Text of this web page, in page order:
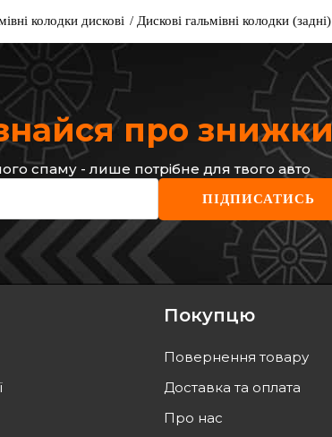
дискове гальмо
Код: 573218CH
777
грн
700 грн
Гальмівні
Type/
Код: 822-
946 грн
852 грн
колодки дискові Дискові гальмівні колодки
про
спаму - лише потрібне для твого авто
ПІДПИСАТИСЬ
Покупцю
Повернення товару
Доставка та оплата
Про нас